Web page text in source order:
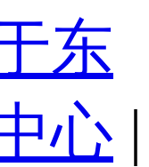
东
心 |